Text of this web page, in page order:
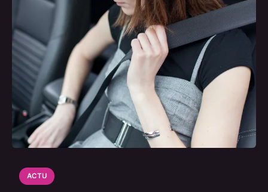
ACTU